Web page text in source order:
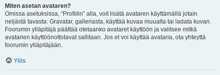
Miten asetan avataren?
Omissa asetuksissa, “Profiilin” alla, voit lisätä avataren käyttämällä jotain
neljästä tavasta: Gravatar, galleriasta, käyttää kuvaa muualta tai ladata kuvan.
Foorumin ylläpitäjä päättää otetaanko avataret käyttöön ja valitsee mitkä
avatarien käyttöönottotavat sallitaan. Jos et voi käyttää avataria, ota yhteyttä
foorumin ylläpitäjään.
Ylös